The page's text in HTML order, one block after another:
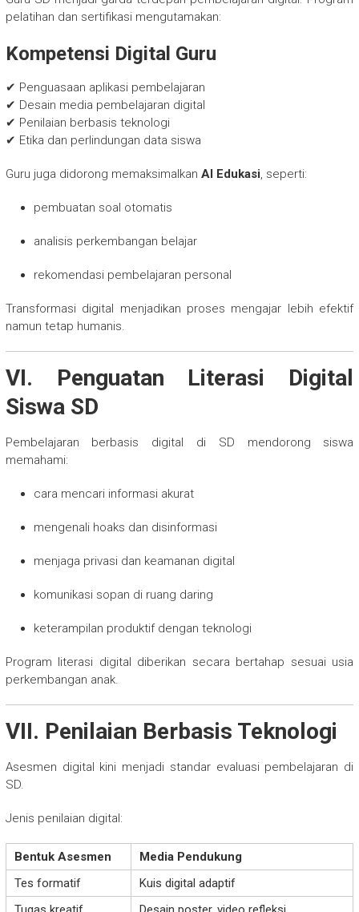
pelatihan dan sertifikasi mengutamakan:
Kompetensi Digital Guru
✔ Penguasaan aplikasi pembelajaran
✔ Desain media pembelajaran digital
✔ Penilaian berbasis teknologi
✔ Etika dan perlindungan data siswa
Guru juga didorong memaksimalkan AI Edukasi, seperti:
pembuatan soal otomatis
analisis perkembangan belajar
rekomendasi pembelajaran personal
Transformasi digital menjadikan proses mengajar lebih efektif
namun tetap humanis.
VI. Penguatan Literasi Digital
Siswa SD
Pembelajaran berbasis digital di SD mendorong siswa
memahami:
cara mencari informasi akurat
mengenali hoaks dan disinformasi
menjaga privasi dan keamanan digital
komunikasi sopan di ruang daring
keterampilan produktif dengan teknologi
Program literasi digital diberikan secara bertahap sesuai usia
perkembangan anak.
VII. Penilaian Berbasis Teknologi
Asesmen digital kini menjadi standar evaluasi pembelajaran di
SD.
Jenis penilaian digital:
Bentuk Asesmen
Media Pendukung
Tes formatif
Kuis digital adaptif